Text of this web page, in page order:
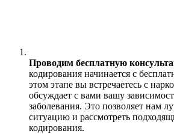
Проводим бесплатную
кодирования начинается с
этом этапе вы встречаетесь с
обсуждает с вами вашу
заболевания. Это позволяет нам
ситуацию и рассмотреть
кодирования.